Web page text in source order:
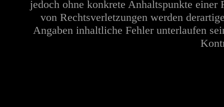
jedoch ohne konkrete Anhaltspunkte
von Rechtsverletzungen werden
Angaben inhaltliche Fehler unterlaufen